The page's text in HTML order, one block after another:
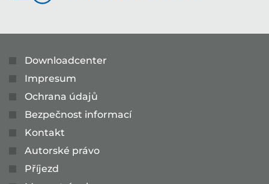
Downloadcenter
Impresum
Ochrana údajů
Bezpečnost informací
Kontakt
Autorské právo
Příjezd